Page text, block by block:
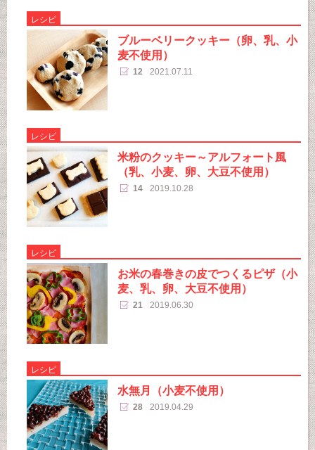
レシピ
ブルーベリークッキー（卵、乳、小
麦不使用）
12 2021.07.11
レシピ
米粉のクッキー～アルフォート風
（乳、小麦、卵、大豆不使用）
14 2019.10.28
レシピ
お米の春巻きの皮でつくるピザ（小
麦、乳、卵、大豆不使用）
21 2019.06.30
レシピ
水無月（小麦不使用）
28 2019.04.29